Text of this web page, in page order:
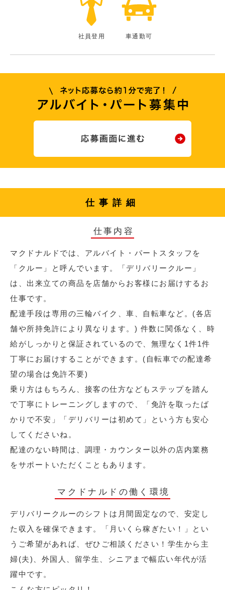
社員登用 車通勤可
仕事詳細
仕事内容
マクドナルドでは、アルバイト・パートスタッフを
「クルー」と呼んでいます。「デリバリークルー」
は、出来立ての商品を店舗からお客様にお届けするお
仕事です。
配達手段は専用の三輪バイク、車、自転車など。(各店
舗や所持免許により異なります。) 件数に関係なく、時
給がしっかりと保証されているので、無理なく1件1件
丁寧にお届けすることができます。(自転車での配達希
望の場合は免許不要)
乗り方はもちろん、接客の仕方などもステップを踏ん
で丁寧にトレーニングしますので、「免許を取ったば
かりで不安」「デリバリーは初めて」という方も安心
してくださいね。
配達のない時間は、調理・カウンター以外の店内業務
をサポートいただくこともあります。
マクドナルドの働く環境
デリバリークルーのシフトは月間固定なので、安定し
た収入を確保できます。「月いくら稼ぎたい！」とい
うご希望があれば、ぜひご相談ください！学生から主
婦(夫)、外国人、留学生、シニアまで幅広い年代が活
躍中です。